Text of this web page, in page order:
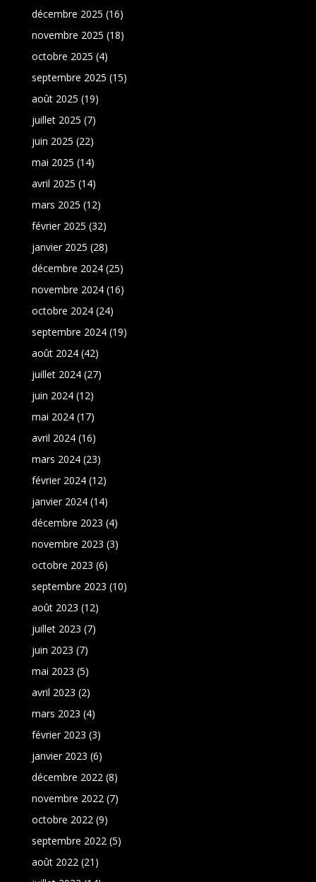
décembre 2025 (16)
novembre 2025 (18)
octobre 2025 (4)
septembre 2025 (15)
août 2025 (19)
juillet 2025 (7)
juin 2025 (22)
mai 2025 (14)
avril 2025 (14)
mars 2025 (12)
février 2025 (32)
janvier 2025 (28)
décembre 2024(25)
novembre 2024(16)
octobre 2024(24)
septembre 2024(19)
août 2024(42)
juillet 2024(27)
juin 2024(12)
mai 2024(17)
avril 2024(16)
mars 2024(23)
février 2024(12)
janvier 2024(14)
décembre 2023 (4)
novembre 2023 (3)
octobre 2023 (6)
septembre 2023 (10)
août 2023 (12)
juillet 2023 (7)
juin 2023 (7)
mai 2023 (5)
avril 2023 (2)
mars 2023 (4)
février 2023 (3)
janvier 2023 (6)
décembre 2022 (8)
novembre 2022 (7)
octobre 2022 (9)
septembre 2022 (5)
août 2022 (21)